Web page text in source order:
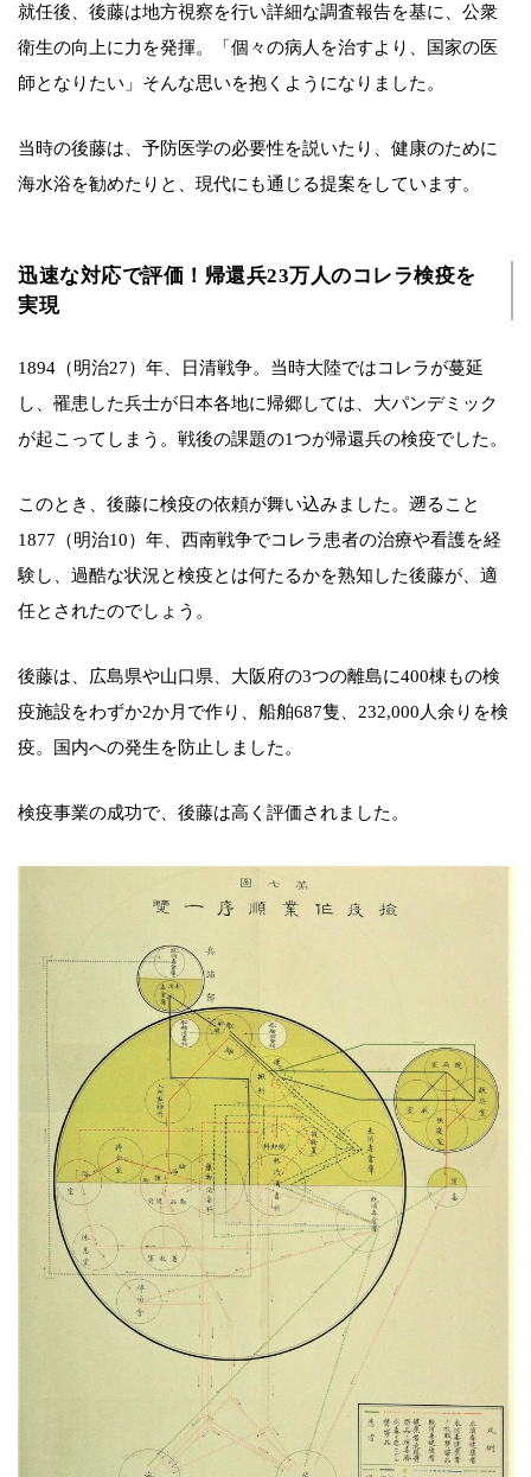
就任後、後藤は地方視察を行い詳細な調査報告を基に、公衆
衛生の向上に力を発揮。「個々の病人を治すより、国家の医
師となりたい」そんな思いを抱くようになりました。
当時の後藤は、予防医学の必要性を説いたり、健康のために
海水浴を勧めたりと、現代にも通じる提案をしています。
迅速な対応で評価！帰還兵23万人のコレラ検疫を
実現
1894（明治27）年、日清戦争。当時大陸ではコレラが蔓延
し、罹患した兵士が日本各地に帰郷しては、大パンデミック
が起こってしまう。戦後の課題の1つが帰還兵の検疫でした。
このとき、後藤に検疫の依頼が舞い込みました。遡ること
1877（明治10）年、西南戦争でコレラ患者の治療や看護を経
験し、過酷な状況と検疫とは何たるかを熟知した後藤が、適
任とされたのでしょう。
後藤は、広島県や山口県、大阪府の3つの離島に400棟もの検
疫施設をわずか2か月で作り、船舶687隻、232,000人余りを検
疫。国内への発生を防止しました。
検疫事業の成功で、後藤は高く評価されました。